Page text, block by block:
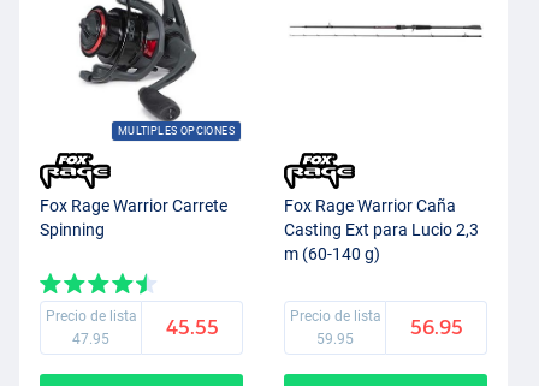
MULTIPLES OPCIONES
Fox Rage Warrior Carrete
Spinning
Precio de lista
47.95
45.55
Fox Rage Warrior Caña
Casting Ext para Lucio 2,3
m (60-140 g)
Precio de lista
59.95
56.95